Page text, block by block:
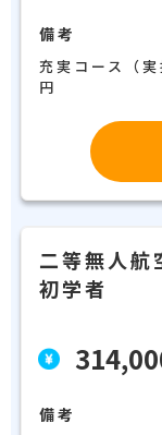
備考
充実コース（
円
二等無人
初学者
備考